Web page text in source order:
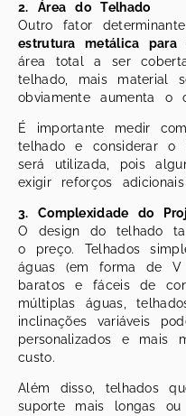
2. Área do Telhado
Outro fator
estrutura metálica para
área total a ser
telhado, mais material
obviamente aumenta o
É importante medir
telhado e considerar
será utilizada, pois
exigir reforços
3. Complexidade do
O design do telhado
o preço. Telhados
águas (em forma de V
baratos e fáceis de
múltiplas águas,
inclinações variáveis
personalizados e mais
custo.
Além disso, telhados
suporte mais longas ou